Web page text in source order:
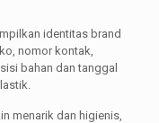
identitas brand
nomor kontak,
bahan dan tanggal
menarik dan higienis,